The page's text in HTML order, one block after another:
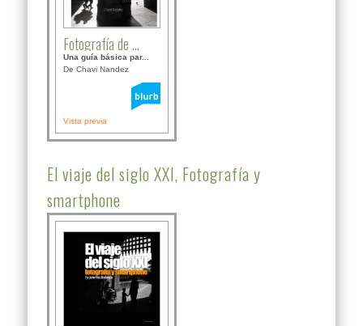
Fotografía de ...
Una guía básica par...
De Chavi Nandez
Vista previa
El viaje del siglo XXI, Fotografía y
smartphone